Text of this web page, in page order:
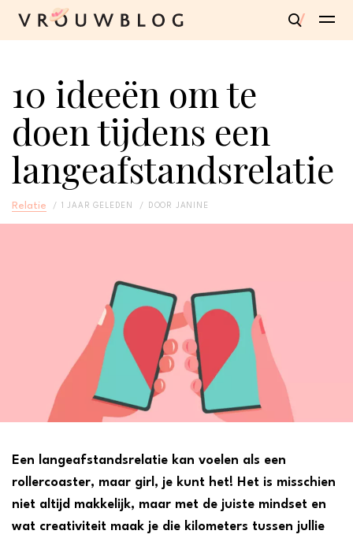
10 ideeën om te
doen tijdens een
langeafstandsrelatie
Relatie 1 JAAR GELEDEN DOOR JANINE
Een langeafstandsrelatie kan voelen als een
rollercoaster, maar girl, je kunt het! Het is misschien
niet altijd makkelijk, maar met de juiste mindset en
wat creativiteit maak je die kilometers tussen jullie